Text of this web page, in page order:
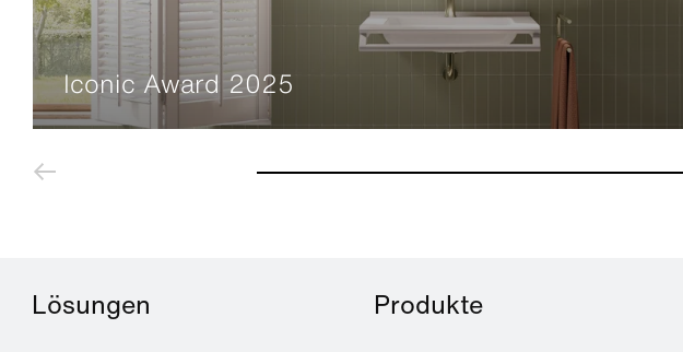
Iconic Award 2025
Lösungen Produkte